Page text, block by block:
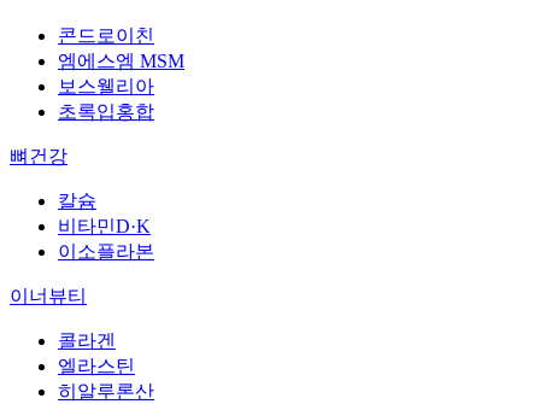
콘드로이친
엠에스엠 MSM
보스웰리아
초록입홍합
뼈건강
칼슘
비타민D·K
이소플라본
이너뷰티
콜라겐
엘라스틴
히알루론산